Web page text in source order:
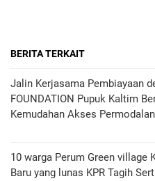
BERITA TERKAIT
Jalin Kerjasama Pembiayaan
FOUNDATION Pupuk Kaltim
Kemudahan Akses Permodalan
10 warga Perum Green village
Baru yang lunas KPR Tagih